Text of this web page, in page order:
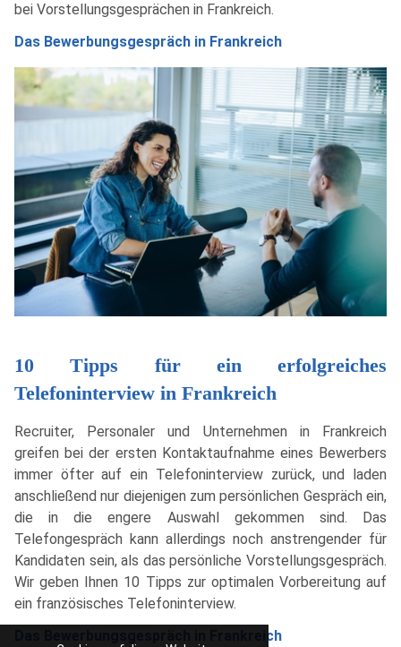
bei Vorstellungsgesprächen in Frankreich.
Das Bewerbungsgespräch in Frankreich
10 Tipps für ein erfolgreiches
Telefoninterview in Frankreich
Recruiter, Personaler und Unternehmen in Frankreich
greifen bei der ersten Kontaktaufnahme eines Bewerbers
immer öfter auf ein Telefoninterview zurück, und laden
anschließend nur diejenigen zum persönlichen Gespräch ein,
die in die engere Auswahl gekommen sind. Das
Telefongespräch kann allerdings noch anstrengender für
Kandidaten sein, als das persönliche Vorstellungsgespräch.
Wir geben Ihnen 10 Tipps zur optimalen Vorbereitung auf
ein französisches Telefoninterview.
Das Bewerbungsgespräch in Frankreich